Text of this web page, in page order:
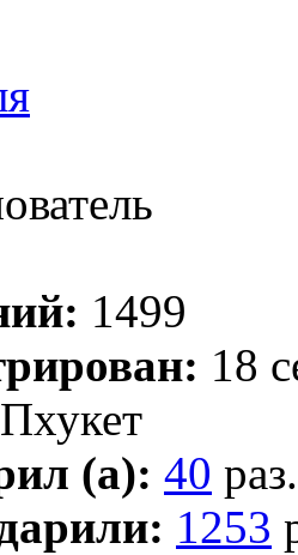
1499
18
Пхукет
(а): 40 раз.
1253